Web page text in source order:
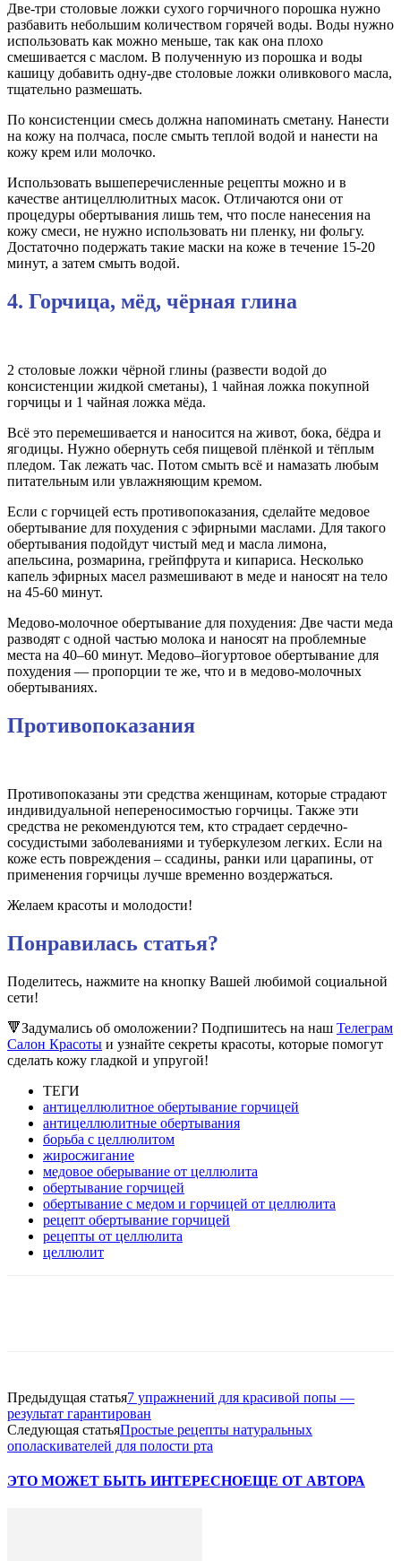
Две-три столовые ложки сухого горчичного порошка нужно
разбавить небольшим количеством горячей воды. Воды нужно
использовать как можно меньше, так как она плохо
смешивается с маслом. В полученную из порошка и воды
кашицу добавить одну-две столовые ложки оливкового масла,
тщательно размешать.
По консистенции смесь должна напоминать сметану. Нанести
на кожу на полчаса, после смыть теплой водой и нанести на
кожу крем или молочко.
Использовать вышеперечисленные рецепты можно и в
качестве антицеллюлитных масок. Отличаются они от
процедуры обертывания лишь тем, что после нанесения на
кожу смеси, не нужно использовать ни пленку, ни фольгу.
Достаточно подержать такие маски на коже в течение 15-20
минут, а затем смыть водой.
4. Горчица, мёд, чёрная глина
2 столовые ложки чёрной глины (развести водой до
консистенции жидкой сметаны), 1 чайная ложка покупной
горчицы и 1 чайная ложка мёда.
Всё это перемешивается и наносится на живот, бока, бёдра и
ягодицы. Нужно обернуть себя пищевой плёнкой и тёплым
пледом. Так лежать час. Потом смыть всё и намазать любым
питательным или увлажняющим кремом.
Если с горчицей есть противопоказания, сделайте медовое
обертывание для похудения с эфирными маслами. Для такого
обертывания подойдут чистый мед и масла лимона,
апельсина, розмарина, грейпфрута и кипариса. Несколько
капель эфирных масел размешивают в меде и наносят на тело
на 45-60 минут.
Медово-молочное обертывание для похудения: Две части меда
разводят с одной частью молока и наносят на проблемные
места на 40–60 минут. Медово–йогуртовое обертывание для
похудения — пропорции те же, что и в медово-молочных
обертываниях.
Противопоказания
Противопоказаны эти средства женщинам, которые страдают
индивидуальной непереносимостью горчицы. Также эти
средства не рекомендуются тем, кто страдает сердечно-
сосудистыми заболеваниями и туберкулезом легких. Если на
коже есть повреждения – ссадины, ранки или царапины, от
применения горчицы лучше временно воздержаться.
Желаем красоты и молодости!
Понравилась статья?
Поделитесь, нажмите на кнопку Вашей любимой социальной
сети!
🔻Задумались об омоложении? Подпишитесь на наш Телеграм
Салон Красоты и узнайте секреты красоты, которые помогут
сделать кожу гладкой и упругой!
ТЕГИ
антицеллюлитное обертывание горчицей
антицеллюлитные обертывания
борьба с целлюлитом
жиросжигание
медовое оберывание от целлюлита
обертывание горчицей
обертывание с медом и горчицей от целлюлита
рецепт обертывание горчицей
рецепты от целлюлита
целлюлит
Предыдущая статья7 упражнений для красивой попы —
результат гарантирован
Следующая статьяПростые рецепты натуральных
ополаскивателей для полости рта
ЭТО МОЖЕТ БЫТЬ ИНТЕРЕСНОЕЩЕ ОТ АВТОРА